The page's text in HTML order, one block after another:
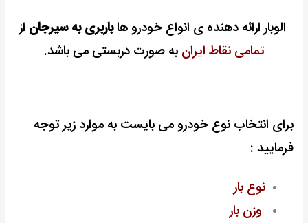
الوبار ارائه دهنده ی انواع خودرو هاباربری به سیرجان از
تمامی نقاط ایران به صورت دربستی می باشد.
برای انتخاب نوع خودرو می بایست به موارد زیر توجه
فرمایید :
نوع بار
وزن بار